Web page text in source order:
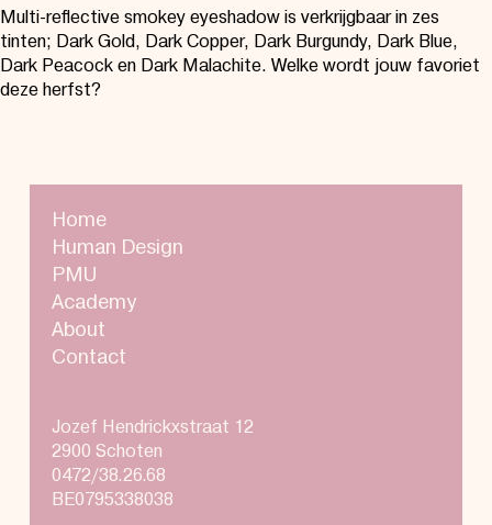
Multi-reflective smokey eyeshadow is verkrijgbaar in zes
tinten; Dark Gold, Dark Copper, Dark Burgundy, Dark Blue,
Dark Peacock en Dark Malachite. Welke wordt jouw favoriet
deze herfst?
Home
Human Design
PMU
Academy
About
Contact
Jozef Hendrickxstraat 12
2900 Schoten
0472/38.26.68
BE0795338038